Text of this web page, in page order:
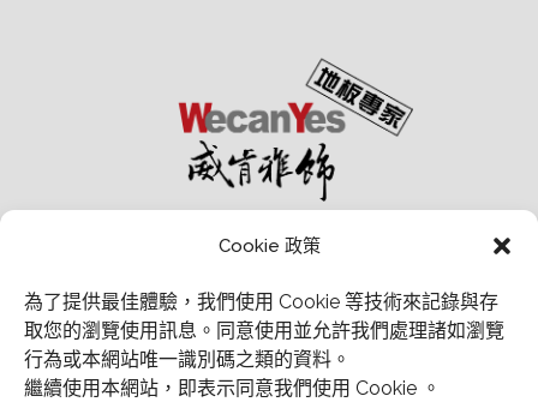
Cookie 政策
為了提供最佳體驗，我們使用 Cookie 等技術來記錄與存
取您的瀏覽使用訊息。 同意使用並允許我們處理諸如瀏覽
行為或本網站唯一識別碼之類的資料。
繼續使用本網站，即表示同意我們使用 Cookie 。
經銷商會員中心